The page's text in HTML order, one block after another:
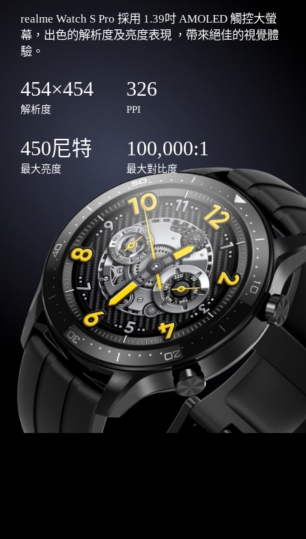
realme Watch S Pro 採用 1.39吋 AMOLED 觸控大螢
幕，出色的解析度及亮度表現 ，帶來絕佳的視覺體
驗。
454×454
解析度
326
PPI
450尼特
最大亮度
100,000:1
最大對比度